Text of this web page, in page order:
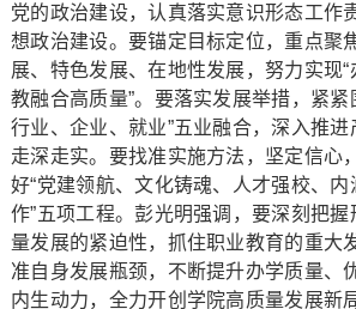
党的政治建设，认真落实意识形态工作
想政治建设。要锚定目标定位，重点聚
展、特色发展、在地性发展，努力实现
教融合高质量”。要落实发展举措，紧紧
行业、企业、就业”五业融合，深入推
走深走实。要找准实施方法，坚定信心
好“党建领航、文化铸魂、人才强校、
作”五项工程。彭光明强调，要深刻把
量发展的紧迫性，抓住职业教育的重大
准自身发展瓶颈，不断提升办学质量、
内生动力，全力开创学院高质量发展新